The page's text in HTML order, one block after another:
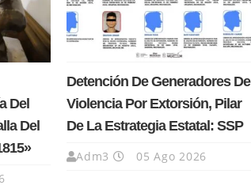
Del
Del
Detención De Generadores De
Violencia Por Extorsión, Pilar
De La Estrategia Estatal: SSP
Adm3 05 Ago 2026